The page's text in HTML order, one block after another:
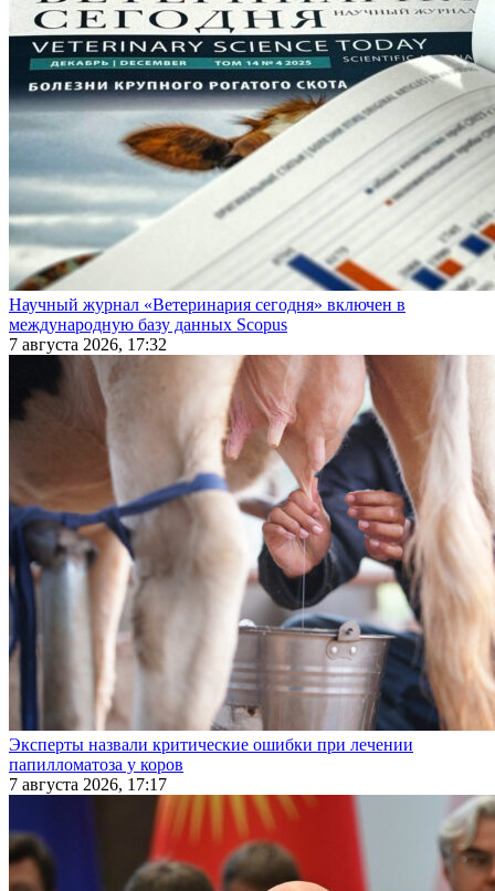
Научный журнал «Ветеринария сегодня» включен в
международную базу данных Scopus
7 августа 2026, 17:32
Эксперты назвали критические ошибки при лечении
папилломатоза у коров
7 августа 2026, 17:17